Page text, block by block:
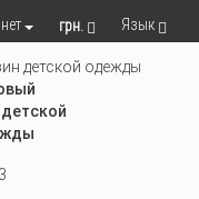
грн. Язык